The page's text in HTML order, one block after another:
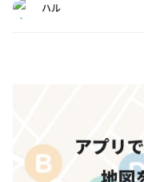
ハル